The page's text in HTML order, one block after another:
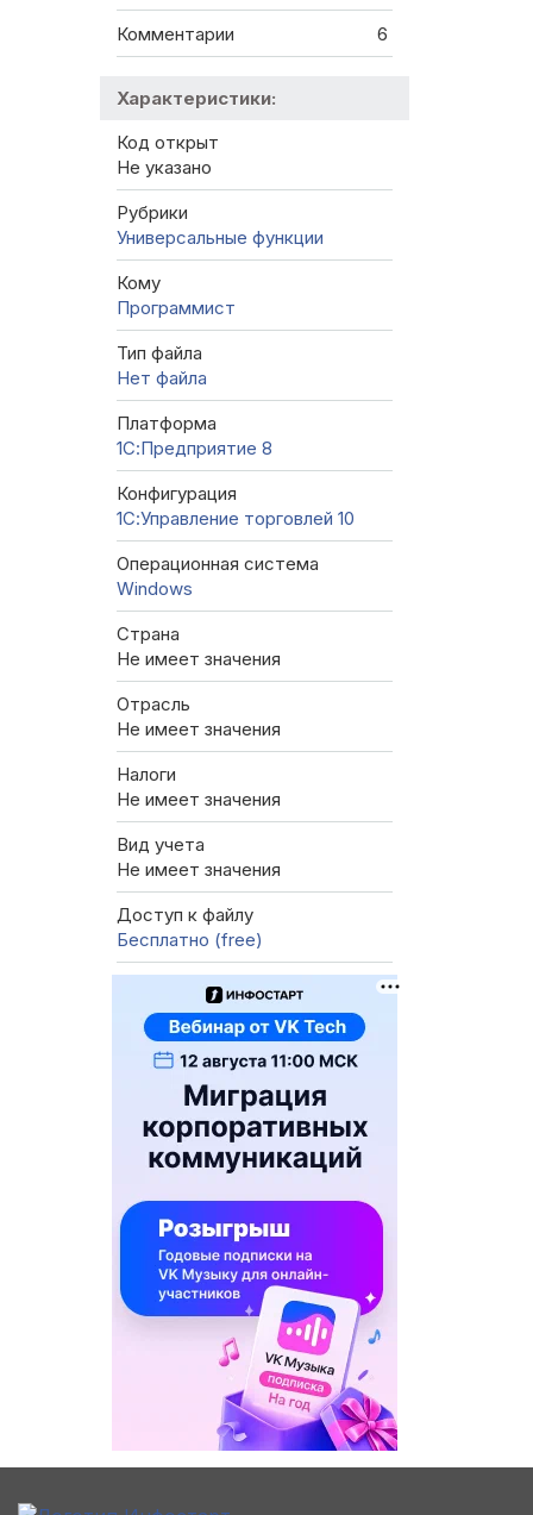
Комментарии 6
Характеристики:
Код открыт
Не указано
Рубрики
Универсальные функции
Кому
Программист
Тип файла
Нет файла
Платформа
1С:Предприятие 8
Конфигурация
1С:Управление торговлей 10
Операционная система
Windows
Страна
Не имеет значения
Отрасль
Не имеет значения
Налоги
Не имеет значения
Вид учета
Не имеет значения
Доступ к файлу
Бесплатно (free)